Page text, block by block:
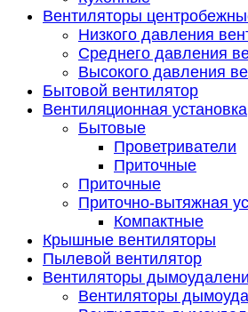
Вентиляторы
Низкого давления
Среднего давления
Высокого давления
Бытовой вентилятор
Вентиляционная установка
Бытовые
Проветриватели
Приточные
Приточные
Приточно-вытяжная
Компактные
Крышные вентиляторы
Пылевой вентилятор
Вентиляторы
Вентиляторы